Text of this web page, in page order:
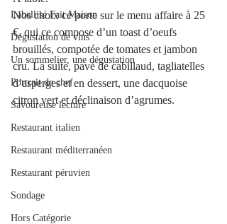
Labellisé Fait Maison
Dégustation de vins
Un sommelier, une dégustation
Portrait de chef
Savoureuse lecture
Restaurant italien
Restaurant méditerranéen
Restaurant péruvien
Sondage
Hors Catégorie
Nos choix ce porte sur le menu affaire à 25
€, qui ce compose d’un toast d’oeufs
brouillés, compotée de tomates et jambon
cru. La suite, pavé de cabillaud, tagliatelles
d’asperges et en dessert, une dacquoise
citron vert et déclinaison d’agrumes.